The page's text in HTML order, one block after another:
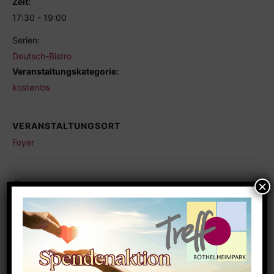
17:30 - 19:00
Serien:
Deutsch-Bistro
Veranstaltungskategorie:
kostenlos
VERANSTALTUNGSORT
Foyer
Ähnliche Veranstaltungen